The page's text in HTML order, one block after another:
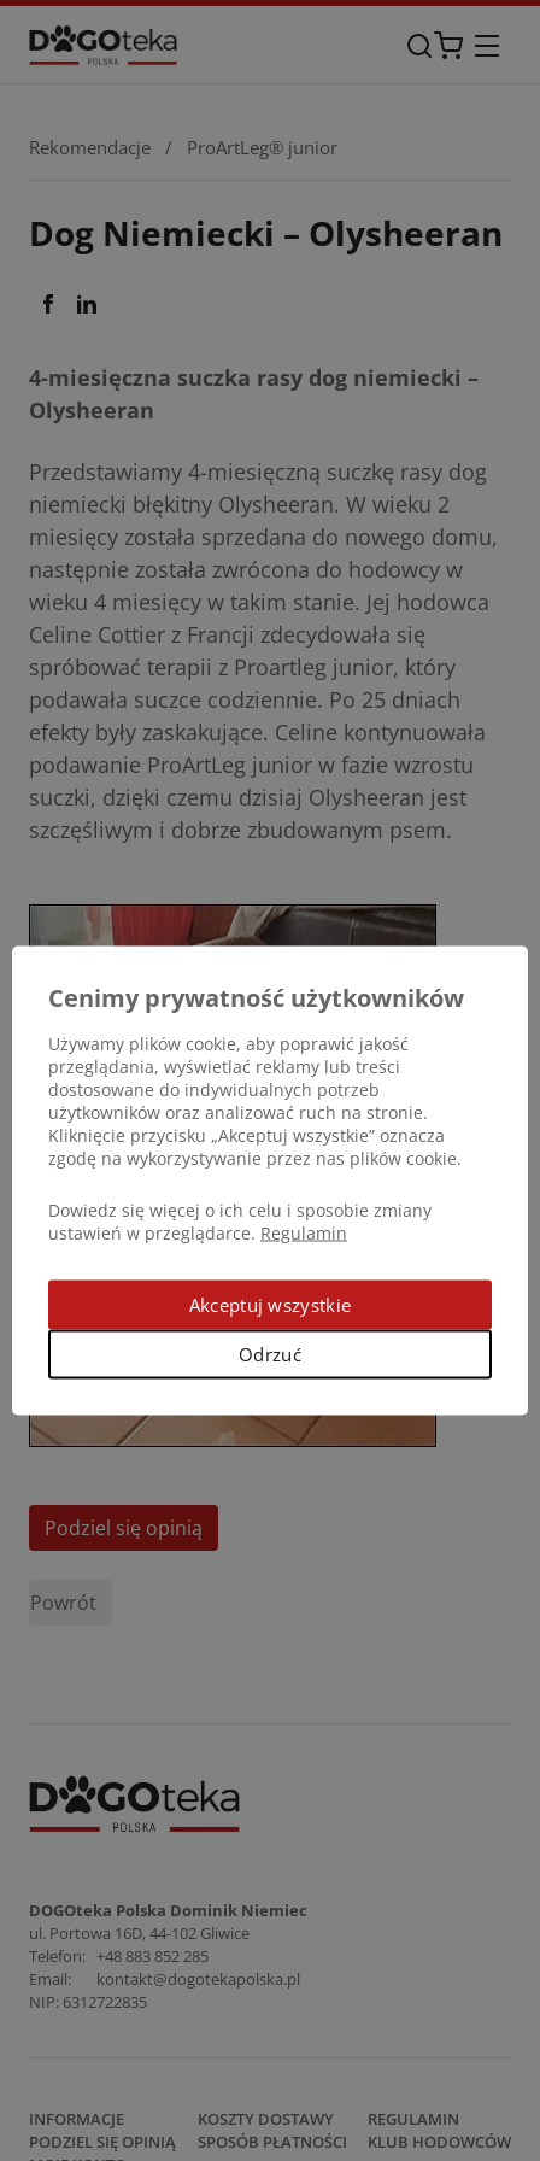
Rekomendacje / ProArtLeg® junior
Dog Niemiecki – Olysheeran
4-miesięczna suczka rasy dog niemiecki –
Olysheeran
Przedstawiamy 4-miesięczną suczkę rasy dog
niemiecki błękitny Olysheeran. W wieku 2
miesięcy została sprzedana do nowego domu,
następnie została zwrócona do hodowcy w
wieku 4 miesięcy w takim stanie. Jej hodowca
Celine Cottier z Francji zdecydowała się
spróbować terapii z Proartleg junior, który
podawała suczce codziennie. Po 25 dniach
efekty były zaskakujące. Celine kontynuowała
podawanie ProArtLeg junior w fazie wzrostu
suczki, dzięki czemu dzisiaj Olysheeran jest
szczęśliwym i dobrze zbudowanym psem.
Podziel się opinią
Powrót
DOGOteka Polska Dominik Niemiec
ul. Portowa 16D, 44-102 Gliwice
Telefon: +48 883 852 285
Email:
kontakt@dogotekapolska.pl
NIP: 6312722835
INFORMACJE
PODZIEL SIĘ OPINIĄ
KOSZTY DOSTAWY
SPOSÓB PŁATNOŚCI
REGULAMIN
KLUB HODOWCÓW
Cenimy prywatność użytkowników
Używamy plików cookie, aby poprawić jakość
przeglądania, wyświetlać reklamy lub treści
dostosowane do indywidualnych potrzeb
użytkowników oraz analizować ruch na stronie.
Kliknięcie przycisku „Akceptuj wszystkie” oznacza
zgodę na wykorzystywanie przez nas plików cookie.
Dowiedz się więcej o ich celu i sposobie zmiany
ustawień w przeglądarce. Regulamin
Odrzuć
Akceptuj wszystkie